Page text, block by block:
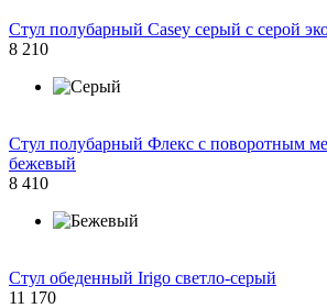
Стул полубарный Casey серый с серой
8 210
Стул полубарный Флекс с поворотным
бежевый
8 410
Стул обеденный Irigo светло-серый
11 170